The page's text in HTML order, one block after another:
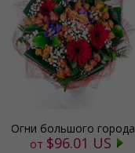
Огни большого города
от $96.01 US